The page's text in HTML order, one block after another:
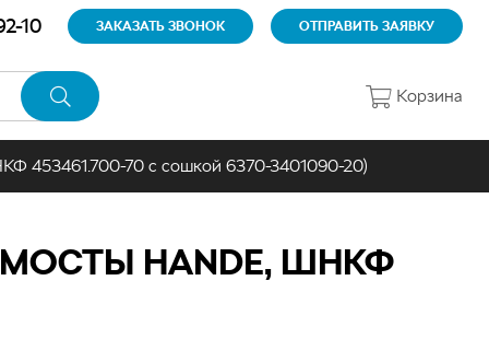
10 ЗАКАЗАТЬ ЗВОНОК ОТПРАВИТЬ ЗАЯВКУ
Корзина
453461.700-70 с сошкой 6370-3401090-20)
HANDE, ШНКФ